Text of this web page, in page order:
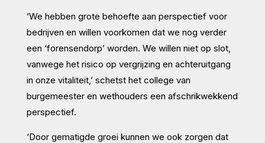
‘We hebben grote behoefte aan perspectief voor
bedrijven en willen voorkomen dat we nog verder
een ‘forensendorp’ worden. We willen niet op slot,
vanwege het risico op vergrijzing en achteruitgang
in onze vitaliteit,’ schetst het college van
burgemeester en wethouders een afschrikwekkend
perspectief.
‘Door gematigde groei kunnen we ook zorgen dat